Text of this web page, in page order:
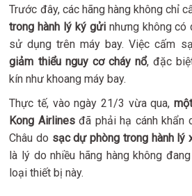
Trước đây, các hãng hàng không chỉ
trong hành lý ký gửinhưng không có
sử dụng trên máy bay. Việc cấm
giảm thiểu nguy cơ cháy nổ, đặc
kín như khoang máy bay.
Thực tế, vào ngày 21/3 vừa qua,
Kong Airlinesđã phải hạ cánh khẩn
Châu do sạc dự phòng trong hành lý
là lý do nhiều hãng hàng không
loại thiết bị này.